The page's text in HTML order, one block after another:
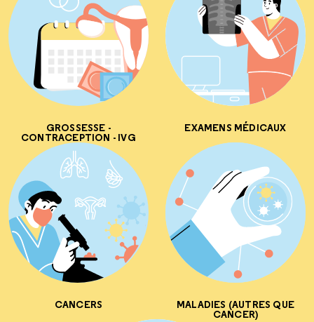
GROSSESSE -
CONTRACEPTION - IVG
EXAMENS MÉDICAUX
CANCERS MALADIES (AUTRES QUE
CANCER)